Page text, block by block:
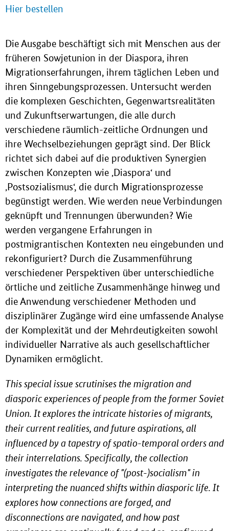
Hier bestellen
Die Ausgabe beschäftigt sich mit Menschen aus der
früheren Sowjetunion in der Diaspora, ihren
Migrationserfahrungen, ihrem täglichen Leben und
ihren Sinngebungsprozessen. Untersucht werden
die komplexen Geschichten, Gegenwartsrealitäten
und Zukunftserwartungen, die alle durch
verschiedene räumlich-zeitliche Ordnungen und
ihre Wechselbeziehungen geprägt sind. Der Blick
richtet sich dabei auf die produktiven Synergien
zwischen Konzepten wie ‚Diaspora‘ und
‚Postsozialismus‘, die durch Migrationsprozesse
begünstigt werden. Wie werden neue Verbindungen
geknüpft und Trennungen überwunden? Wie
werden vergangene Erfahrungen in
postmigrantischen Kontexten neu eingebunden und
rekonfiguriert? Durch die Zusammenführung
verschiedener Perspektiven über unterschiedliche
örtliche und zeitliche Zusammenhänge hinweg und
die Anwendung verschiedener Methoden und
disziplinärer Zugänge wird eine umfassende Analyse
der Komplexität und der Mehrdeutigkeiten sowohl
individueller Narrative als auch gesellschaftlicher
Dynamiken ermöglicht.
This special issue scrutinises the migration and
diasporic experiences of people from the former Soviet
Union. It explores the intricate histories of migrants,
their current realities, and future aspirations, all
influenced by a tapestry of spatio-temporal orders and
their interrelations. Specifically, the collection
investigates the relevance of "(post-)socialism" in
interpreting the nuanced shifts within diasporic life. It
explores how connections are forged, and
disconnections are navigated, and how past